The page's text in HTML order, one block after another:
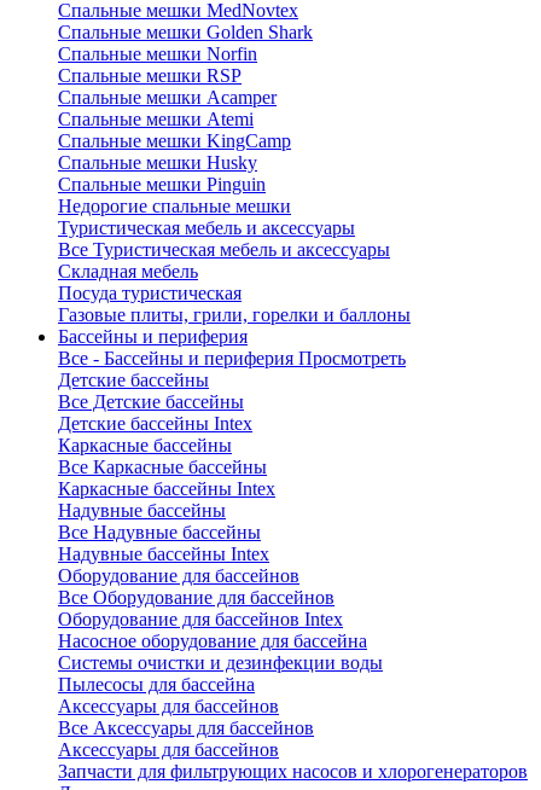
Cпальные мешки MedNovtex
Спальные мешки Golden Shark
Спальные мешки Norfin
Спальные мешки RSP
Спальные мешки Acamper
Спальные мешки Atemi
Спальные мешки KingCamp
Спальные мешки Husky
Спальные мешки Pinguin
Недорогие спальные мешки
Туристическая мебель и аксессуары
Все Туристическая мебель и аксессуары
Складная мебель
Посуда туристическая
Газовые плиты, грили, горелки и баллоны
Бассейны и периферия
Все - Бассейны и периферия Просмотреть
Детские бассейны
Все Детские бассейны
Детские бассейны Intex
Каркасные бассейны
Все Каркасные бассейны
Каркасные бассейны Intex
Надувные бассейны
Все Надувные бассейны
Надувные бассейны Intex
Оборудование для бассейнов
Все Оборудование для бассейнов
Оборудование для бассейнов Intex
Насосное оборудование для бассейна
Системы очистки и дезинфекции воды
Пылесосы для бассейна
Аксессуары для бассейнов
Все Аксессуары для бассейнов
Аксессуары для бассейнов
Запчасти для фильтрующих насосов и хлорогенераторов